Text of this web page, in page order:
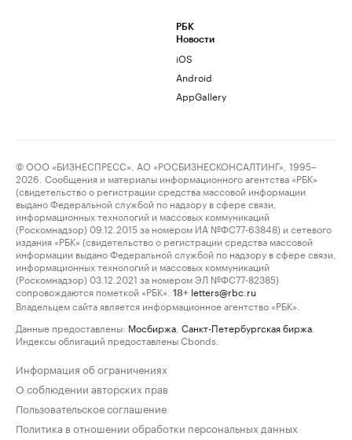
РБК
Новости
iOS
Android
AppGallery
© ООО «БИЗНЕСПРЕСС», АО «РОСБИЗНЕСКОНСАЛТИНГ», 1995–
2026. Сообщения и материалы информационного агентства «РБК»
(свидетельство о регистрации средства массовой информации
выдано Федеральной службой по надзору в сфере связи,
информационных технологий и массовых коммуникаций
(Роскомнадзор) 09.12.2015 за номером ИА №ФС77-63848) и сетевого
издания «РБК» (свидетельство о регистрации средства массовой
информации выдано Федеральной службой по надзору в сфере связи,
информационных технологий и массовых коммуникаций
(Роскомнадзор) 03.12.2021 за номером ЭЛ №ФС77-82385)
сопровождаются пометкой «РБК».
18+ letters@rbc.ru
Владельцем сайта является информационное агентство «РБК».
Данные предоставлены: Мосбиржа Санкт-Петербургская биржа
Индексы облигаций предоставлены Cbonds.
Информация об ограничениях
О соблюдении авторских прав
Пользовательское соглашение
Политика в отношении обработки персональных данных